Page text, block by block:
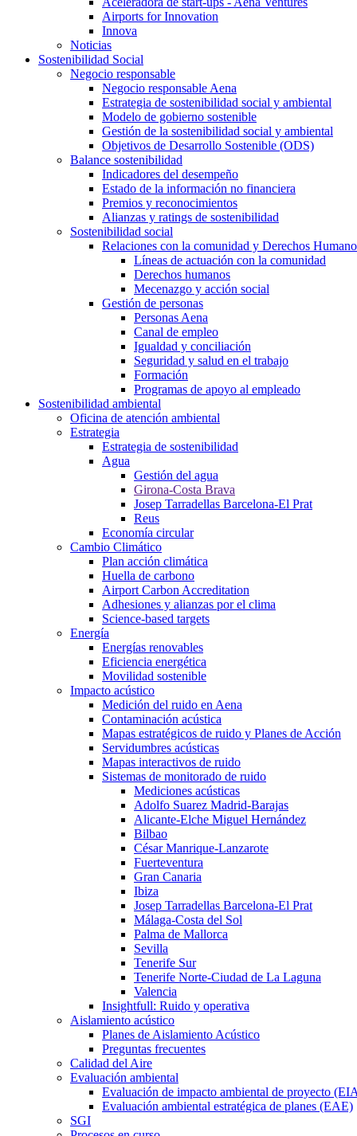
Airports for Innovation
Innova
Noticias
Sostenibilidad Social
Negocio responsable
Negocio responsable Aena
Estrategia de sostenibilidad social y ambiental
Modelo de gobierno sostenible
Gestión de la sostenibilidad social y ambiental
Objetivos de Desarrollo Sostenible (ODS)
Balance sostenibilidad
Indicadores del desempeño
Estado de la información no financiera
Premios y reconocimientos
Alianzas y ratings de sostenibilidad
Sostenibilidad social
Relaciones con la comunidad y Derechos
Líneas de actuación con la comunidad
Derechos humanos
Mecenazgo y acción social
Gestión de personas
Personas Aena
Canal de empleo
Igualdad y conciliación
Seguridad y salud en el trabajo
Formación
Programas de apoyo al empleado
Sostenibilidad ambiental
Oficina de atención ambiental
Estrategia
Estrategia de sostenibilidad
Agua
Gestión del agua
Girona-Costa Brava
Josep Tarradellas Barcelona-El Prat
Reus
Economía circular
Cambio Climático
Plan acción climática
Huella de carbono
Airport Carbon Accreditation
Adhesiones y alianzas por el clima
Science-based targets
Energía
Energías renovables
Eficiencia energética
Movilidad sostenible
Impacto acústico
Medición del ruido en Aena
Contaminación acústica
Mapas estratégicos de ruido y Planes de Acción
Servidumbres acústicas
Mapas interactivos de ruido
Sistemas de monitorado de ruido
Mediciones acústicas
Adolfo Suarez Madrid-Barajas
Alicante-Elche Miguel Hernández
Bilbao
César Manrique-Lanzarote
Fuerteventura
Gran Canaria
Ibiza
Josep Tarradellas Barcelona-El Prat
Málaga-Costa del Sol
Palma de Mallorca
Sevilla
Tenerife Sur
Tenerife Norte-Ciudad de La Laguna
Valencia
Insightfull: Ruido y operativa
Aislamiento acústico
Planes de Aislamiento Acústico
Preguntas frecuentes
Calidad del Aire
Evaluación ambiental
Evaluación de impacto ambiental de proyecto
Evaluación ambiental estratégica de planes (EAE)
SGI